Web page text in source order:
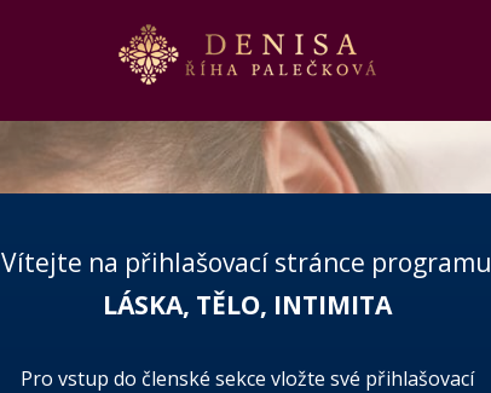
Vítejte na přihlašovací stránce programu
LÁSKA, TĚLO, INTIMITA
Pro vstup do členské sekce vložte své přihlašovací